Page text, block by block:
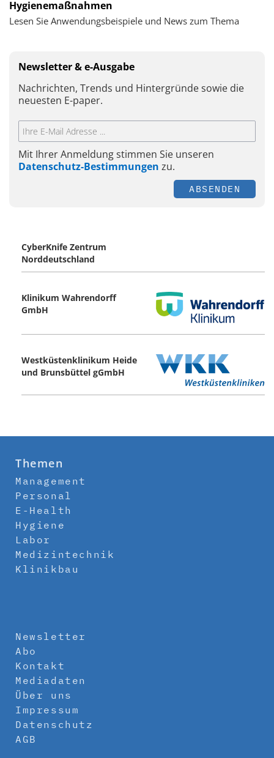
Hygienemaßnahmen
Lesen Sie Anwendungsbeispiele und News zum Thema
Newsletter & e-Ausgabe
Nachrichten, Trends und Hintergründe sowie die
neuesten E-paper.
Mit Ihrer Anmeldung stimmen Sie unseren
Datenschutz-Bestimmungen zu.
ABSENDEN
CyberKnife Zentrum
Norddeutschland
Klinikum Wahrendorff
GmbH
Westküstenklinikum Heide
und Brunsbüttel gGmbH
Themen
Management
Personal
E-Health
Hygiene
Labor
Medizintechnik
Klinikbau
Newsletter
Abo
Kontakt
Mediadaten
Über uns
Impressum
Datenschutz
AGB